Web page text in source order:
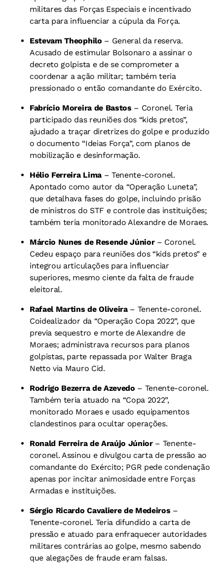
militares das Forças Especiais e incentivado
carta para influenciar a cúpula da Força.
Estevam Theophilo – General da reserva.
Acusado de estimular Bolsonaro a assinar o
decreto golpista e de se comprometer a
coordenar a ação militar; também teria
pressionado o então comandante do Exército.
Fabrício Moreira de Bastos – Coronel. Teria
participado das reuniões dos “kids pretos”,
ajudado a traçar diretrizes do golpe e produzido
o documento “Ideias Força”, com planos de
mobilização e desinformação.
Hélio Ferreira Lima– Tenente-coronel.
Apontado como autor da “Operação Luneta”,
que detalhava fases do golpe, incluindo prisão
de ministros do STF e controle das instituições;
também teria monitorado Alexandre de Moraes.
Márcio Nunes de Resende Júnior– Coronel.
Cedeu espaço para reuniões dos “kids pretos” e
integrou articulações para influenciar
superiores, mesmo ciente da falta de fraude
eleitoral.
Rafael Martins de Oliveira– Tenente-coronel.
Coidealizador da “Operação Copa 2022”, que
previa sequestro e morte de Alexandre de
Moraes; administrava recursos para planos
golpistas, parte repassada por Walter Braga
Netto via Mauro Cid.
Rodrigo Bezerra de Azevedo – Tenente-coronel.
Também teria atuado na “Copa 2022”,
monitorado Moraes e usado equipamentos
clandestinos para ocultar operações.
Ronald Ferreira de Araújo Júnior – Tenente-
coronel. Assinou e divulgou carta de pressão ao
comandante do Exército; PGR pede condenação
apenas por incitar animosidade entre Forças
Armadas e instituições.
Sérgio Ricardo Cavaliere de Medeiros –
Tenente-coronel. Teria difundido a carta de
pressão e atuado para enfraquecer autoridades
militares contrárias ao golpe, mesmo sabendo
que alegações de fraude eram falsas.